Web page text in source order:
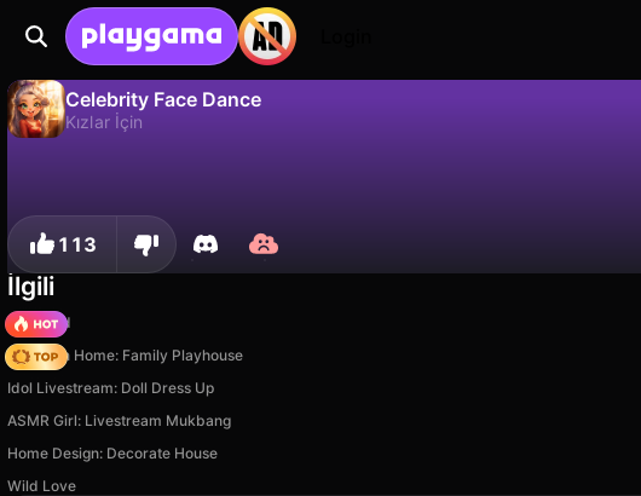
Celebrity Face Dance
Kızlar İçin
113
İlgili
TB World
My Town Home: Family Playhouse
Idol Livestream: Doll Dress Up
ASMR Girl: Livestream Mukbang
Home Design: Decorate House
Wild Love